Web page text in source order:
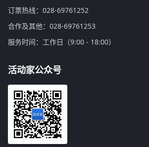
订票热线：028-69761252
合作及其他：028-69761253
服务时间：工作日（9:00 - 18:00）
活动家公众号